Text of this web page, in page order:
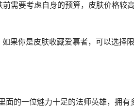
需要考虑自身的预算，皮肤价格较
果你是皮肤收藏爱慕者，可以选择
面的一位魅力十足的法师英雄，拥